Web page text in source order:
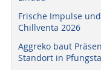
Frische Impulse
Chillventa 2026
Aggreko baut
Standort in